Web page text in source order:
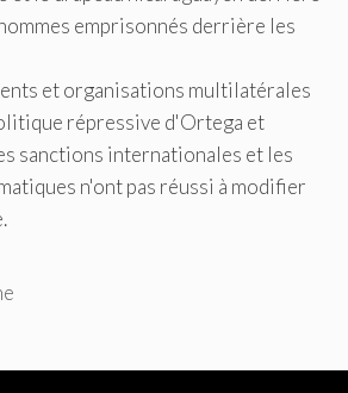
et organisations multilatérales
répressive d'Ortega et
sanctions internationales et les
n'ont pas réussi à modifier